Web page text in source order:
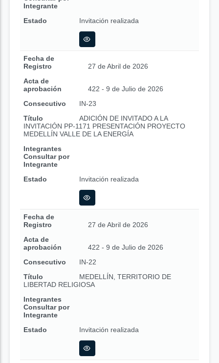
Integrante
Estado
Invitación realizada
Fecha de
Registro
27 de Abril de 2026
Acta de
aprobación
422 - 9 de Julio de 2026
Consecutivo
IN-23
Título
ADICIÓN DE INVITADO A LA
INVITACIÓN PP-1171 PRESENTACIÓN PROYECTO
MEDELLÍN VALLE DE LA ENERGÍA
Integrantes
Consultar por
Integrante
Estado
Invitación realizada
Fecha de
Registro
27 de Abril de 2026
Acta de
aprobación
422 - 9 de Julio de 2026
Consecutivo
IN-22
Título
MEDELLÍN, TERRITORIO DE
LIBERTAD RELIGIOSA
Integrantes
Consultar por
Integrante
Estado
Invitación realizada